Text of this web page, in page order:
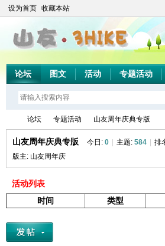
设为首页 收藏本站
论坛 图文 活动 专题活动
山 »
论坛
›
专题活动
›
山友周年庆典专版
山友周年庆典专版 今日: 0 主题: 584 排
版主: 山友周年庆
活动列表
时间
类型